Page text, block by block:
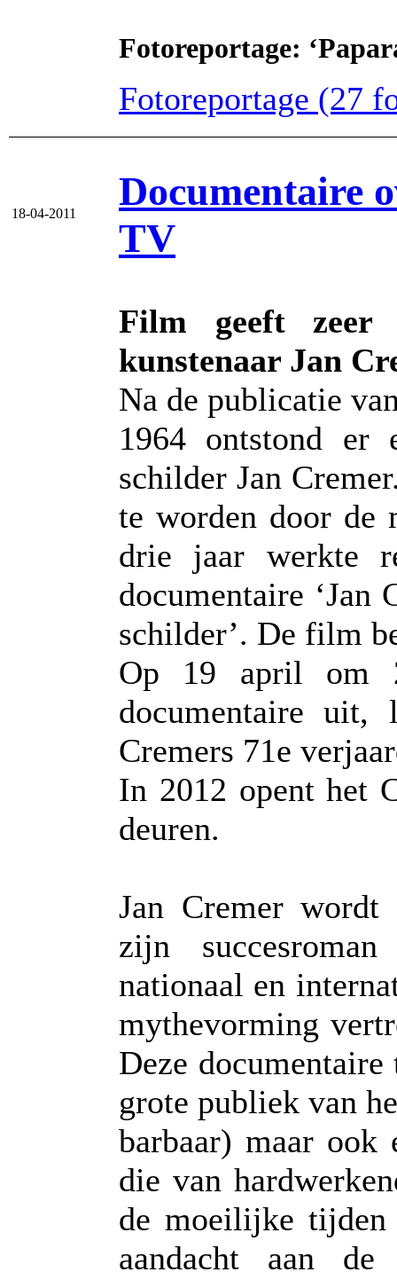
Fotoreportage:
Fotoreportage (27
18-04-2011
Documentaire
TV
Film geeft zeer
kunstenaar Jan
Na de publicatie
1964 ontstond er
schilder Jan
te worden door de
drie jaar werkte
documentaire
schilder’. De film
Op 19 april om
documentaire uit,
Cremers 71e
In 2012 opent het
deuren.
Jan Cremer
zijn
nationaal en
mythevorming
Deze
grote publiek van
barbaar) maar ook
die van
de moeilijke tijden
aandacht aan